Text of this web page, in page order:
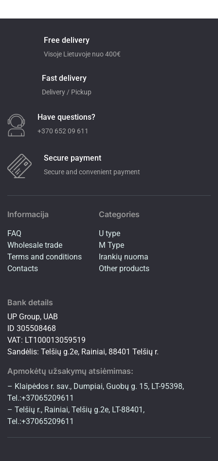
Free delivery
Visoje Lietuvoje nuo 400€
Fast delivery
Delivery / Pickup
Have questions?
+370 652 09 611
Secure payment
Secure and convenient payment
Informacija
FAQ
Wholesale trade
Terms and conditions
Contacts
Categories
U type
M Type
Irankių nuoma
Other products
Bank details
UP Group, UAB
ID 305508468
VAT: LT100013059519
Sandėlis: Telšių g.2e, Rainiai, 88401 Telšių r.
Apmokėtų užsakymų atsiėmimas:
– Klaipėdos r. sav., Dumpiai, Guobų g. 15, LT-95398,
Tel.:+37065209611
– Telšių r., Rainiai, Telšių g.2e, LT-88401,
Tel.:+37065209611